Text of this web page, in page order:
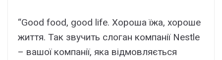
“Good food, good life. Хороша їжа, хороше
життя. Так звучить слоган компанії Nestle
– вашої компанії, яка відмовляється